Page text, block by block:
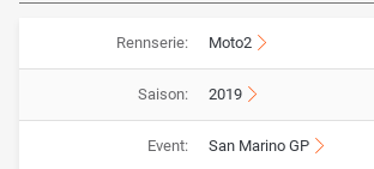
Rennserie: Moto2
Saison: 2019
Event: San Marino GP